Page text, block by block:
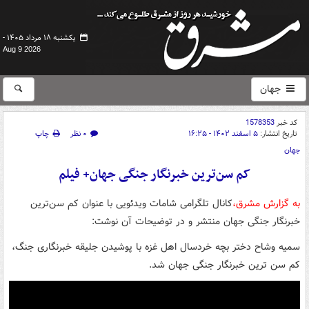
یکشنبه ۱۸ مرداد ۱۴۰۵ -
Aug 9 2026
جهان
کد خبر1578353
تاریخ انتشار: ۵ اسفند ۱۴۰۲ - ۱۶:۲۵ ۰ نظر
چاپ
جهان
کم سن‌ترین خبرنگار جنگی جهان+ فیلم
به گزارش مشرق،کانال تلگرامی شامات ویدئویی با عنوان کم سن‌ترین
خبرنگار جنگی جهان منتشر و در توضیحات آن نوشت:
سمیه وشاح دختر بچه خردسال اهل غزه با پوشیدن جلیقه خبرنگاری جنگ،
کم سن ترین خبرنگار جنگی جهان شد.